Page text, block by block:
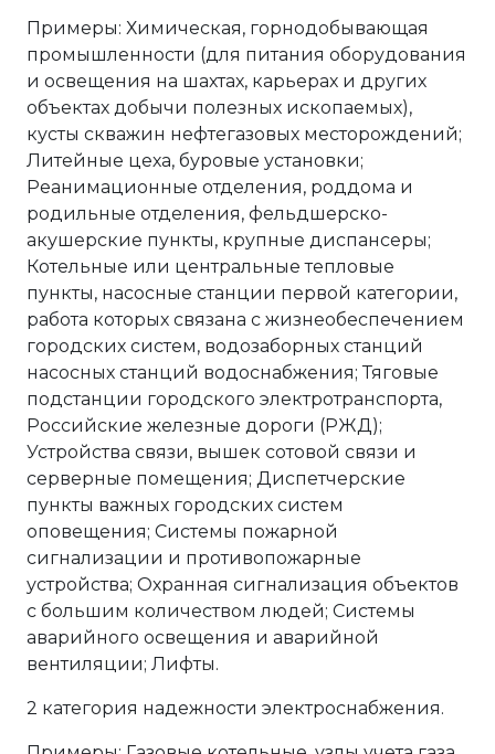
Примеры: Химическая, горнодобывающая
промышленности (для питания оборудования
и освещения на шахтах, карьерах и других
объектах добычи полезных ископаемых),
кусты скважин нефтегазовых месторождений;
Литейные цеха, буровые установки;
Реанимационные отделения, роддома и
родильные отделения, фельдшерско-
акушерские пункты, крупные диспансеры;
Котельные или центральные тепловые
пункты, насосные станции первой категории,
работа которых связана с жизнеобеспечением
городских систем, водозаборных станций
насосных станций водоснабжения; Тяговые
подстанции городского электротранспорта,
Российские железные дороги (РЖД);
Устройства связи, вышек сотовой связи и
серверные помещения; Диспетчерские
пункты важных городских систем
оповещения; Системы пожарной
сигнализации и противопожарные
устройства; Охранная сигнализация объектов
с большим количеством людей; Системы
аварийного освещения и аварийной
вентиляции; Лифты.
2 категория надежности электроснабжения.